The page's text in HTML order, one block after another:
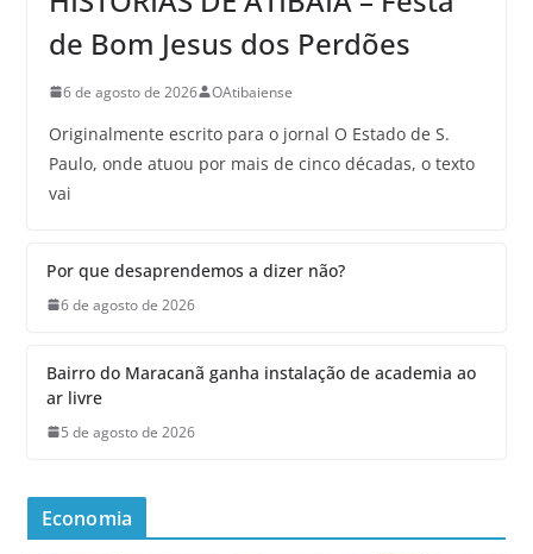
de Bom Jesus dos Perdões
6 de agosto de 2026 OAtibaiense
Originalmente escrito para o jornal O Estado de S.
Paulo, onde atuou por mais de cinco décadas, o texto
vai
Por que desaprendemos a dizer não?
6 de agosto de 2026
Bairro do Maracanã ganha instalação de academia ao
ar livre
5 de agosto de 2026
Economia